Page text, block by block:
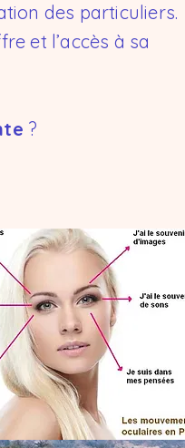
des particuliers.
et l’accès à sa
?